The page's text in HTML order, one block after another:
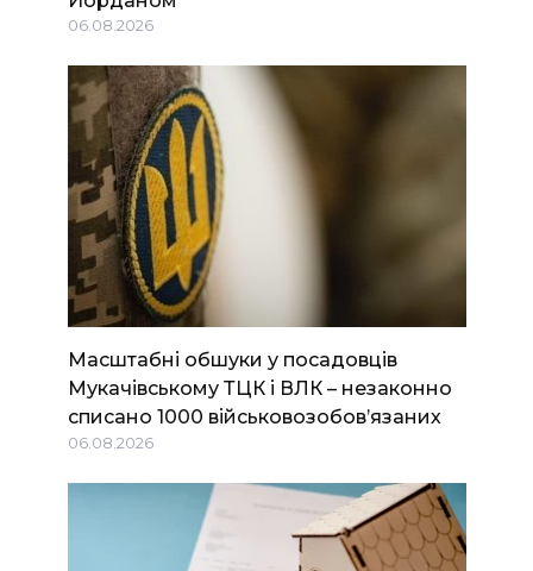
06.08.2026
Масштабні обшуки у посадовців
Мукачівському ТЦК і ВЛК – незаконно
списано 1000 військовозобов’язаних
06.08.2026